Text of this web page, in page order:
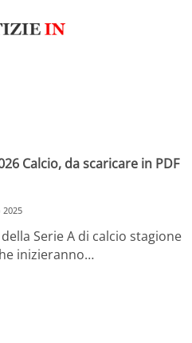
Calcio, da scaricare in PDF
2025
Serie A di calcio stagione
inizieranno…